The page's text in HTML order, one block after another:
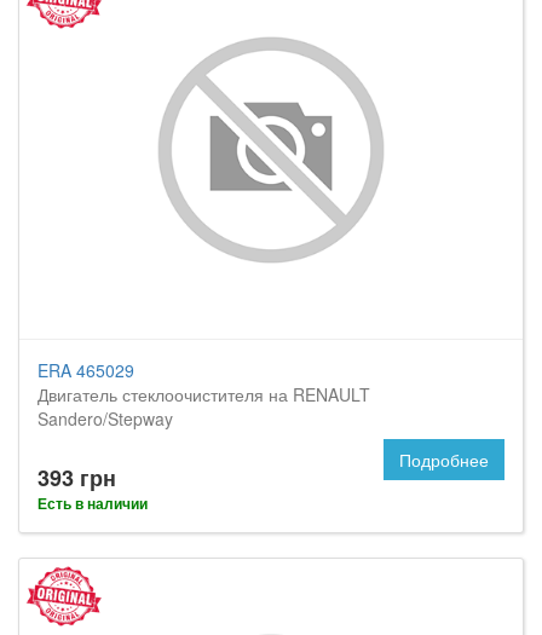
ERA 465029
Двигатель стеклоочистителя на RENAULT
Sandero/Stepway
393 грн
Есть в наличии
Подробнее